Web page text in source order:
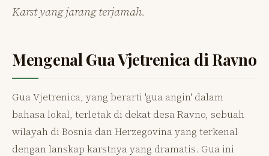
Karst yang jarang terjamah.
Mengenal Gua Vjetrenica di Ravno
Gua Vjetrenica, yang berarti 'gua angin' dalam
bahasa lokal, terletak di dekat desa Ravno, sebuah
wilayah di Bosnia dan Herzegovina yang terkenal
dengan lanskap karstnya yang dramatis. Gua ini